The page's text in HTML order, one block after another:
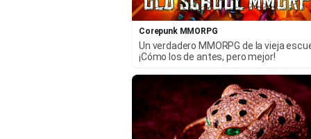
Corepunk MMORPG
Un verdadero MMORPG de la vieja
¡Cómo los de antes, pero mejor!